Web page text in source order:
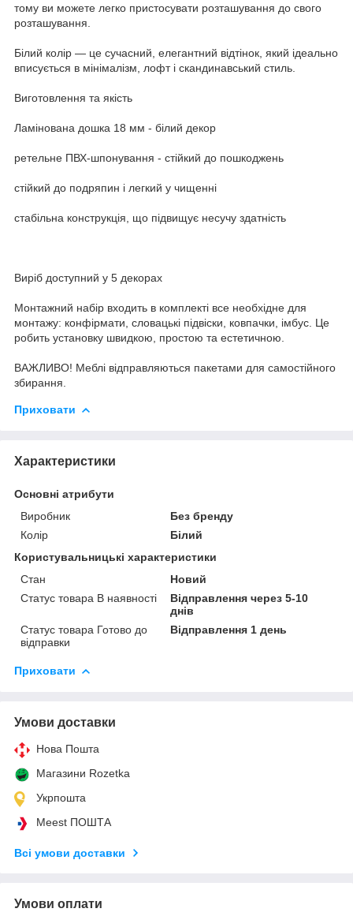
тому ви можете легко пристосувати розташування до свого
розташування.
Білий колір — це сучасний, елегантний відтінок, який ідеально
вписується в мінімалізм, лофт і скандинавський стиль.
Виготовлення та якість
Ламінована дошка 18 мм - білий декор
ретельне ПВХ-шпонування - стійкий до пошкоджень
стійкий до подряпин і легкий у чищенні
стабільна конструкція, що підвищує несучу здатність
Виріб доступний у 5 декорах
Монтажний набір входить в комплекті все необхідне для
монтажу: конфірмати, словацькі підвіски, ковпачки, імбус. Це
робить установку швидкою, простою та естетичною.
ВАЖЛИВО! Меблі відправляються пакетами для самостійного
збирання.
Приховати
Характеристики
Основні атрибути
Виробник
Без бренду
Колір
Білий
Користувальницькі характеристики
Стан
Новий
Статус товара В наявності
Відправлення через 5-10
днів
Статус товара Готово до
відправки
Відправлення 1 день
Приховати
Умови доставки
Нова Пошта
Магазини Rozetka
Укрпошта
Meest ПОШТА
Всі умови доставки
Умови оплати